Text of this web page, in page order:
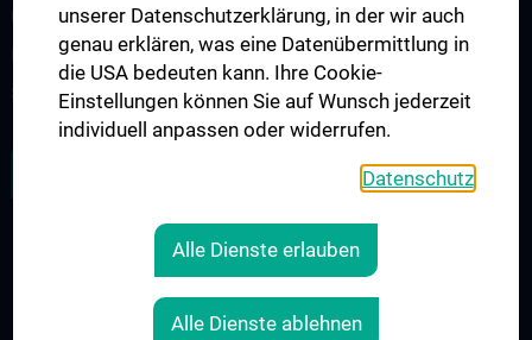
Umgebungsuntersuchungen
Neu-, Zu- und Umbauten
Schulungen & Personalentwicklung
COOKIE-EINSTELLUNGEN
unserer Datenschutzerklärung, in der wir auch
genau erklären, was eine Datenübermittlung in
die USA bedeuten kann. Ihre Cookie-
Einstellungen können Sie auf Wunsch jederzeit
individuell anpassen oder widerrufen.
Datenschutz
Alle Dienste erlauben
Alle Dienste ablehnen